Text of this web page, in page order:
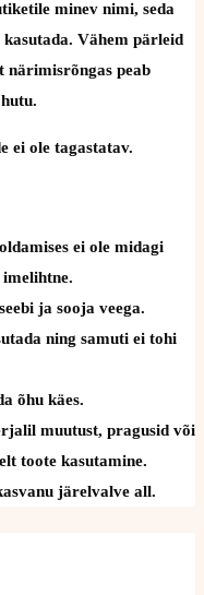
minev nimi, seda
Vähem pärleid
närimisrõngas peab
ei ole tagastatav.
ei ole midagi
ja sooja veega.
ning samuti ei tohi
õhu käes.
muutust, pragusid või
toote kasutamine.
järelvalve all.